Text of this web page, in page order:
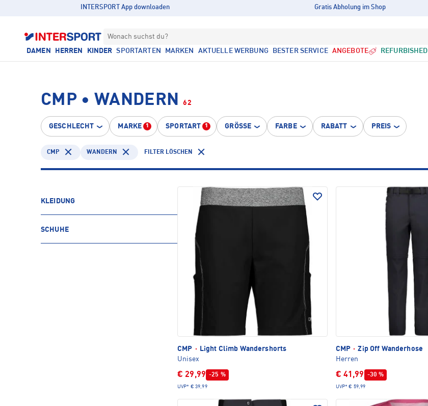
INTERSPORT App downloaden Gratis Abholung im Shop
Wonach suchst du?
DAMEN HERREN KINDER SPORTARTEN MARKEN AKTUELLE WERBUNG BESTER SERVICE ANGEBOTE REFURBISHED
CMP • WANDERN 62
GESCHLECHT MARKE 1 SPORTART 1 GRÖSSE FARBE RABATT PREIS
CMP WANDERN FILTER LÖSCHEN
KLEIDUNG
SCHUHE
CMP ·
Light Climb Wandershorts
Unisex
€ 29,99 -25 %
UVP* € 39,99
CMP · Zip Off Wanderhose
Herren
€ 41,99 -30 %
UVP* € 59,99